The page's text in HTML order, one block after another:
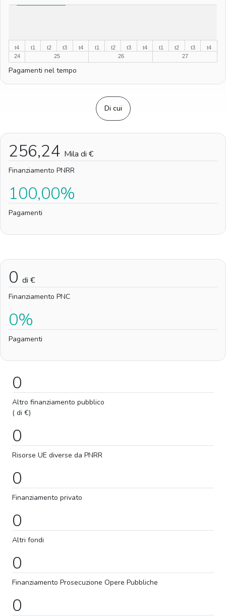
t4
24
t1
25
t2 t3 t4
t1
26
t2 t3 t4
t1
27
t2 t3 t4
Pagamenti nel tempo
Di cui
256,24 Mila di €
Finanziamento PNRR
100,00%
Pagamenti
0 di €
Finanziamento PNC
0%
Pagamenti
0
Altro finanziamento pubblico
( di €)
0
Risorse UE diverse da PNRR
0
Finanziamento privato
0
Altri fondi
0
Finanziamento Prosecuzione Opere Pubbliche
0